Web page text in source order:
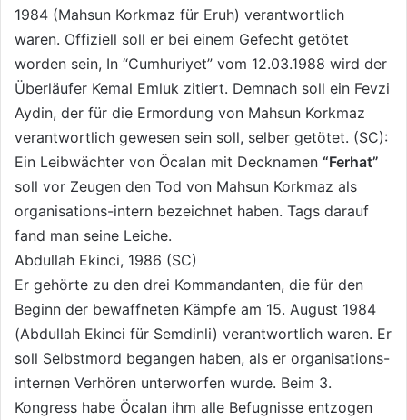
1984 (Mahsun Korkmaz für Eruh) verantwortlich
waren. Offiziell soll er bei einem Gefecht getötet
worden sein, In “Cumhuriyet” vom 12.03.1988 wird der
Überläufer Kemal Emluk zitiert. Demnach soll ein Fevzi
Aydin, der für die Ermordung von Mahsun Korkmaz
verantwortlich gewesen sein soll, selber getötet. (SC):
Ein Leibwächter von Öcalan mit Decknamen “Ferhat”
soll vor Zeugen den Tod von Mahsun Korkmaz als
organisations-intern bezeichnet haben. Tags darauf
fand man seine Leiche.
Abdullah Ekinci, 1986 (SC)
Er gehörte zu den drei Kommandanten, die für den
Beginn der bewaffneten Kämpfe am 15. August 1984
(Abdullah Ekinci für Semdinli) verantwortlich waren. Er
soll Selbstmord begangen haben, als er organisations-
internen Verhören unterworfen wurde. Beim 3.
Kongress habe Öcalan ihm alle Befugnisse entzogen